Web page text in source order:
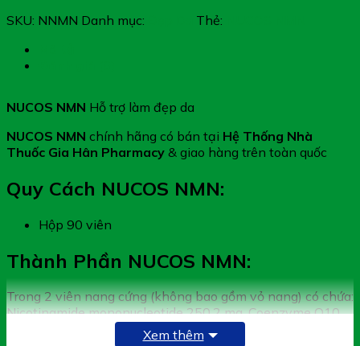
SKU: NNMN Danh mục: Thẻ:
NUCOS NMN Hỗ trợ làm đẹp da
NUCOS NMN chính hãng có bán tại Hệ Thống Nhà
Thuốc Gia Hân Pharmacy & giao hàng trên toàn quốc
Quy Cách NUCOS NMN:
Hộp 90 viên
Thành Phần NUCOS NMN:
Trong 2 viên nang cứng (không bao gồm vỏ nang) có chứa:
Nicotinamide mononucleotide 250,2 mg, Coenzyme Q10
30 mg, Vitamin B3 (Nicotinamide) 4 mg
Xem thêm